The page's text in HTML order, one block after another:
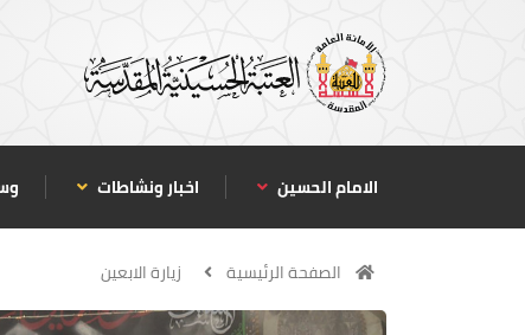
الامام الحسين اخبار ونشاطات
الصفحة الرئيسية زيارة الابعين